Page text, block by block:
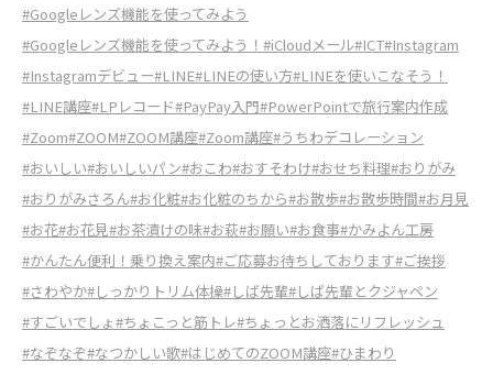
#Googleレンズ機能を使ってみよう
#Googleレンズ機能を使ってみよう！ #iCloudメール#ICT#Instagram
#Instagramデビュー#LINE#LINEの使い方#LINEを使いこなそう！
#LINE講座#LPレコード#PayPay入門#PowerPointで旅行案内作成
#Zoom#ZOOM#ZOOM講座#Zoom講座#うちわデコレーション
#おいしい#おいしいパン#おこわ#おすそわけ#おせち料理#おりがみ
#おりがみさろん#お化粧#お化粧のちから#お散歩#お散歩時間#お月見
#お花#お花見#お茶漬けの味#お萩#お願い#お食事#かみよん工房
#かんたん便利！乗り換え案内#ご応募お待ちしております#ご挨拶
#さわやか#しっかりトリム体操#しば先輩#しば先輩とクジャペン
#すごいでしょ#ちょこっと筋トレ#ちょっとお洒落にリフレッシュ
#なぞなぞ#なつかしい歌#はじめてのZOOM講座#ひまわり